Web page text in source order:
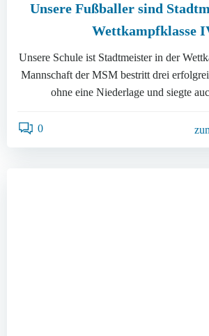
Unsere Fußballer sind
Wettkampfklasse
Unsere Schule ist Stadtmeister in der
Mannschaft der MSM bestritt drei
ohne eine Niederlage und siegte
0